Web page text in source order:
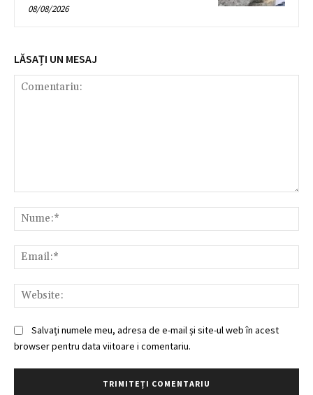
08/08/2026
LĂSAȚI UN MESAJ
Salvați numele meu, adresa de e-mail și site-ul web în acest
browser pentru data viitoare i comentariu.